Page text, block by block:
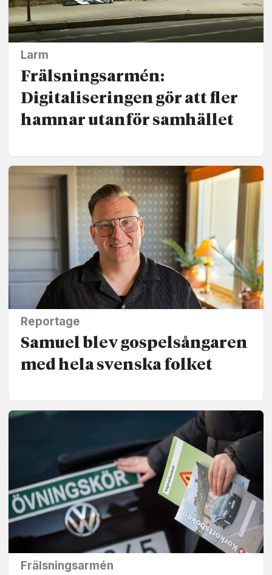
Larm
Frälsningsarmén:
Digitaliseringen gör att fler
hamnar utanför samhället
Reportage
Samuel blev gospel­sångaren
med hela svenska folket
Frälsningsarmén